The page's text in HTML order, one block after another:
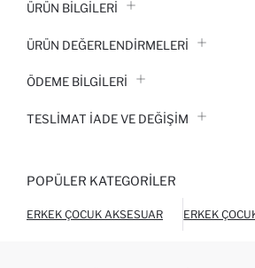
ÜRÜN BILGILERI
ÜRÜN DEĞERLENDİRMELERİ
ÖDEME BİLGİLERİ
TESLIMAT İADE VE DEĞIŞIM
POPÜLER KATEGORILER
ERKEK ÇOCUK AKSESUAR ERKEK